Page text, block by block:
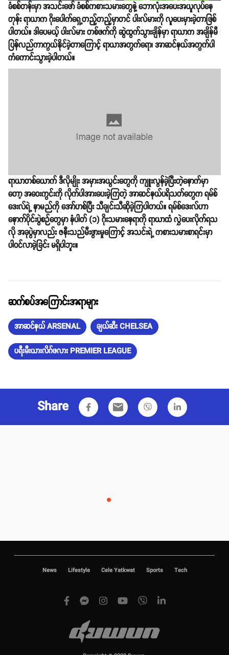
ခံစစ်တန်းမှာ အသင်းဖော် ခံစစ်ကစားသမားတွေနဲ့ ဘောလုံးအပေးအယူလုပ်နေ
တုန်း ရာယာက ဂိုးပေါက်ရှေ့တည့်တည့်မှာတင် ပါးလ်မားကို လူပေးမှားခဲ့တာဖြစ်
ပါတယ်။ ဒါပေမယ့် ပါးလ်မား တစ်ဖက်ကို ဆွဲထွက်သွားချိန်မှာ ရာယာက အချိန်မီ
ပြန်လည်ကာကွယ်နိုင်ခဲ့တာကြောင့် ရာယာအတွက်ရော၊ အာဆင်နယ်အတွက်ပါ
ကံကောင်းသွားခဲ့ပါတယ်။
ရာယာတစ်ယောက် ဒီလိုမျိုး အမှားအယွင်းတွေကို ကျူးလွန်ခဲ့ပြီးတဲ့နောက်မှာ
တော့ အဝေးကွင်းကို လိုက်ပါအားပေးခဲ့ကြတဲ့ အာဆင်နယ်ပရိသတ်တွေက ရမ်စ်
ဒေးလ်ရဲ့ နာမည်ကို အော်ဟစ်ပြီး သီချင်းသီဆိုခဲ့ကြပါတယ်။ ရမ်စ်ဒေးလ်ဟာ
နောက်ပိုင်းပွဲစဉ်တွေမှာ နံပါတ် (၁)​ ဂိုးသမားနေရာကို ရာယာထံ လွှဲပေးလိုက်ရသ
လို အခုပွဲမှာလည်း ဇနီးသည်မီးဖွားမှုကြောင့် အသင်းရဲ့ ကစားသမားစာရင်းမှာ
ပါဝင်လာခဲ့ခြင်း မရှိပါဘူး။
ဆက်စပ်အကြောင်းအရာများ
အာဆင်နယ် ARSENAL ချယ်ဆီး CHELSEA
ပရီးမီးယားလိဂ်ဖလား PREMIER LEAGUE
Share email
News Lifestyle Cele Yatkwat Sports Tech